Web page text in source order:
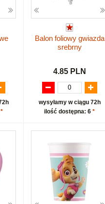
*
Balon foliowy gwiazda
srebrny
4.85 PLN
wysyłamy w ciągu 72h
ilość dostępna: 6 *